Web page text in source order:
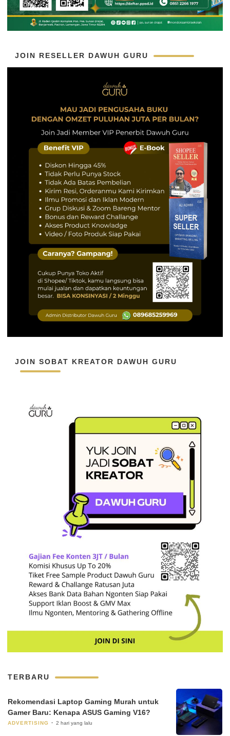
JOIN RESELLER DAWUH GURU
JOIN SOBAT KREATOR DAWUH GURU
TERBARU
Rekomendasi Laptop Gaming Murah untuk
Gamer Baru: Kenapa ASUS Gaming V16?
ADVERTISING 2 hari yang lalu